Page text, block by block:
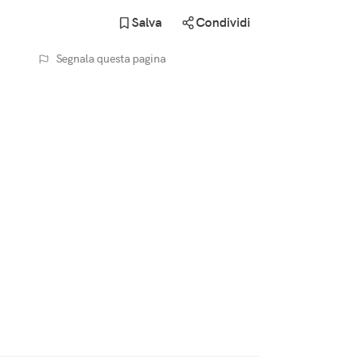
Salva Condividi
Segnala questa pagina